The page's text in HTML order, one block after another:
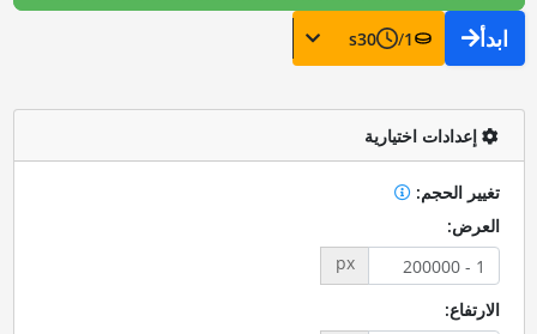
ابدأ 1
/
30
s
إعدادات اختيارية
تغيير الحجم:
العرض:
px
الارتفاع: